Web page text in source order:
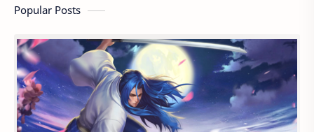
Popular Posts